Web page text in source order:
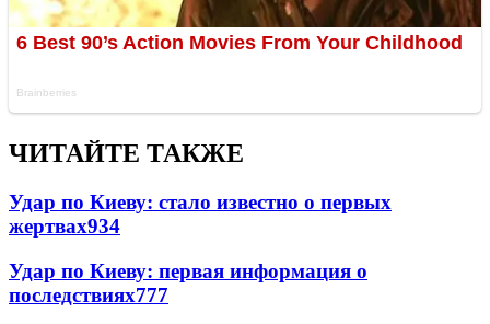
ЧИТАЙТЕ ТАКЖЕ
Удар по Киеву: стало известно о первых
жертвах934
Удар по Киеву: первая информация о
последствиях777